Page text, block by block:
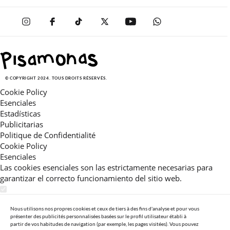
© COPYRIGHT 2024. TOUS DROITS RÉSERVÉS.
Cookie Policy
Esenciales
Estadísticas
Publicitarias
Politique de Confidentialité
Cookie Policy
Esenciales
Las cookies esenciales son las estrictamente necesarias para
garantizar el correcto funcionamiento del sitio web.
Estas cookies nos permiten ofrecerle una experiencia en el sitio
adaptada a su navegación (recomendaciones de producto
Nous utilisons nos propres cookies et ceux de tiers à des fins d'analyse et pour vous
présenter des publicités personnalisées basées sur le profil utilisateur établi à
partir de vos habitudes de navigation (par exemple, les pages visitées). Vous pouvez